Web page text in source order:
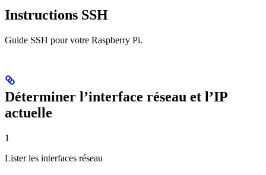
Instructions SSH
Guide SSH pour votre Raspberry Pi.
Déterminer l’interface réseau et l’IP
actuelle
1
Lister les interfaces réseau